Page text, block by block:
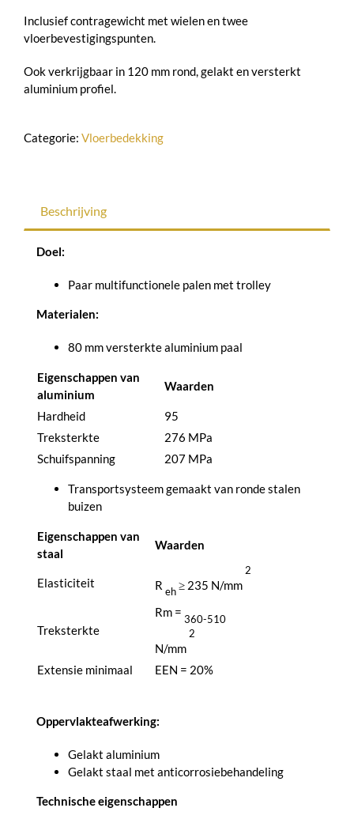
Inclusief contragewicht met wielen en twee
vloerbevestigingspunten.
Ook verkrijgbaar in 120 mm rond, gelakt en versterkt
aluminium profiel.
Categorie: Vloerbedekking
Beschrijving
Doel:
Paar multifunctionele palen met trolley
Materialen:
80 mm versterkte aluminium paal
Eigenschappen van
aluminium
Waarden
Hardheid
95
Treksterkte
276 MPa
Schuifspanning
207 MPa
Transportsysteem gemaakt van ronde stalen
buizen
Eigenschappen van
staal
Waarden
Elasticiteit R
eh
≥ 235 N/mm
2
Treksterkte
Rm =
360-510
N/mm
2
Extensie minimaal EEN = 20%
Oppervlakteafwerking:
Gelakt aluminium
Gelakt staal met anticorrosiebehandeling
Technische eigenschappen